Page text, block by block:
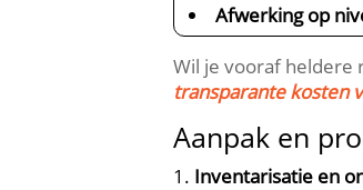
Afwerking op
Wil je vooraf heldere
transparante kosten
Aanpak en
Inventarisatie en